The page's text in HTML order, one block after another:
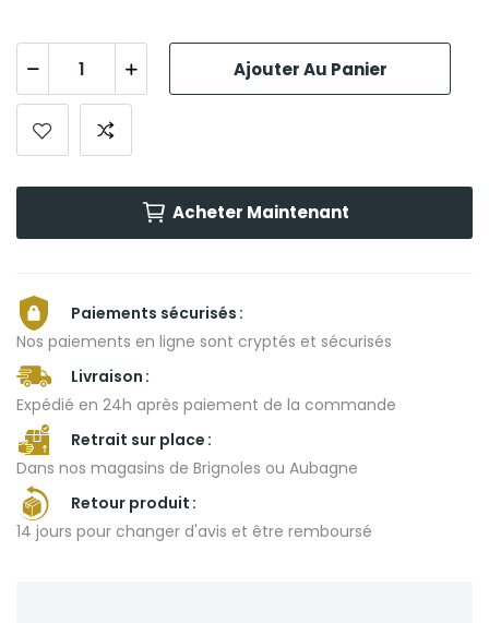
Ajouter Au Panier
Acheter Maintenant
Paiements sécurisés
Nos paiements en ligne sont cryptés et sécurisés
Livraison
Expédié en 24h après paiement de la commande
Retrait sur place
Dans nos magasins de Brignoles ou Aubagne
Retour produit
14 jours pour changer d'avis et être remboursé